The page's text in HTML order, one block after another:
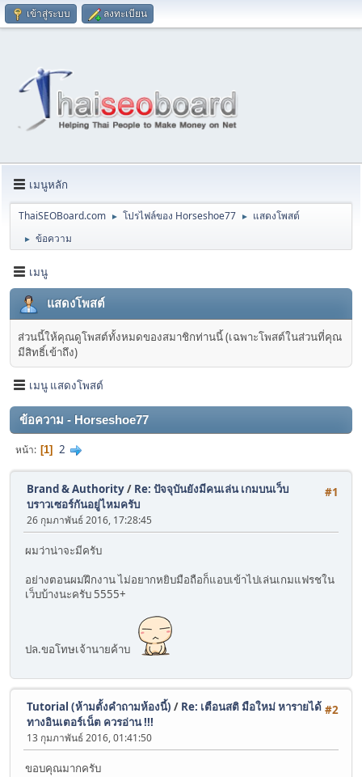
เข้าสู่ระบบ ลงทะเบียน
เมนูหลัก
ThaiSEOBoard.com ► โปรไฟล์ของ Horseshoe77 ► แสดงโพสต์
► ข้อความ
เมนู
แสดงโพสต์
ส่วนนี้ให้คุณดูโพสต์ทั้งหมดของสมาชิกท่านนี้ (เฉพาะโพสต์ในส่วนที่คุณ
มีสิทธิ์เข้าถึง)
เมนู แสดงโพสต์
ข้อความ - Horseshoe77
หน้า 1 2
#1
Brand & Authority/ Re: ปัจจุบันยังมีคนเล่น เกมบนเว็บ
บราวเซอร์กันอยู่ไหมครับ
26 กุมภาพันธ์ 2016, 17:28:45
ผมว่าน่าจะมีครับ
อย่างตอนผมฝึกงาน ไม่อยากหยิบมือถือก็แอบเข้าไปเล่นเกมแฟรชใน
เว็บบ้างนะครับ 5555+
ปล.ขอโทษเจ้านายค้าบ
#2
Tutorial (ห้ามตั้งคำถามห้องนี้) / Re: เตือนสติ มือใหม่ หารายได้
ทางอินเตอร์เน็ต ควรอ่าน !!!
13 กุมภาพันธ์ 2016, 01:41:50
ขอบคุณมากครับ